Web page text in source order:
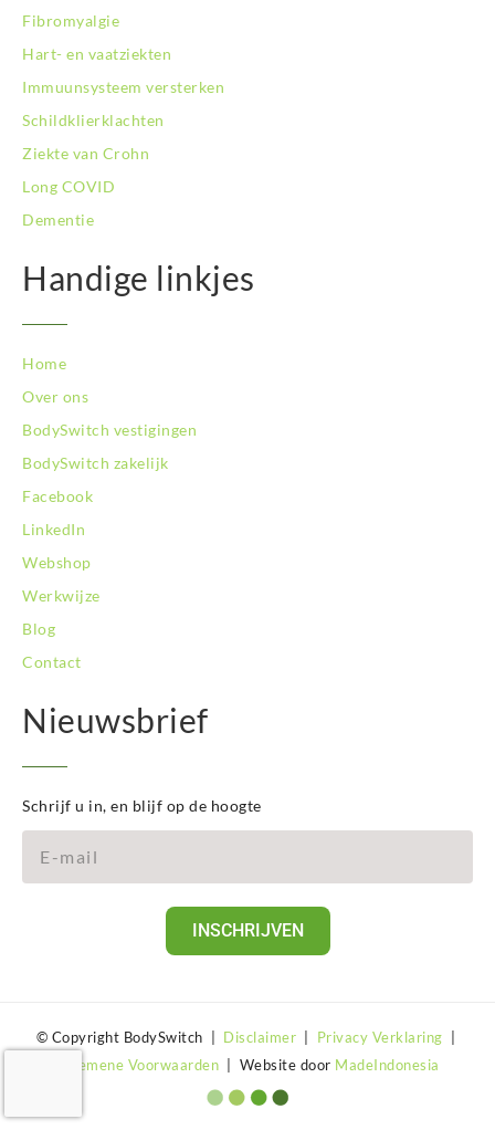
Fibromyalgie
Hart- en vaatziekten
Immuunsysteem versterken
Schildklierklachten
Ziekte van Crohn
Long COVID
Dementie
Handige linkjes
Home
Over ons
BodySwitch vestigingen
BodySwitch zakelijk
Facebook
LinkedIn
Webshop
Werkwijze
Blog
Contact
Nieuwsbrief
Schrijf u in, en blijf op de hoogte
INSCHRIJVEN
© Copyright BodySwitch | Disclaimer Privacy Verklaring
Algemene Voorwaarden | Website door MadeIndonesia